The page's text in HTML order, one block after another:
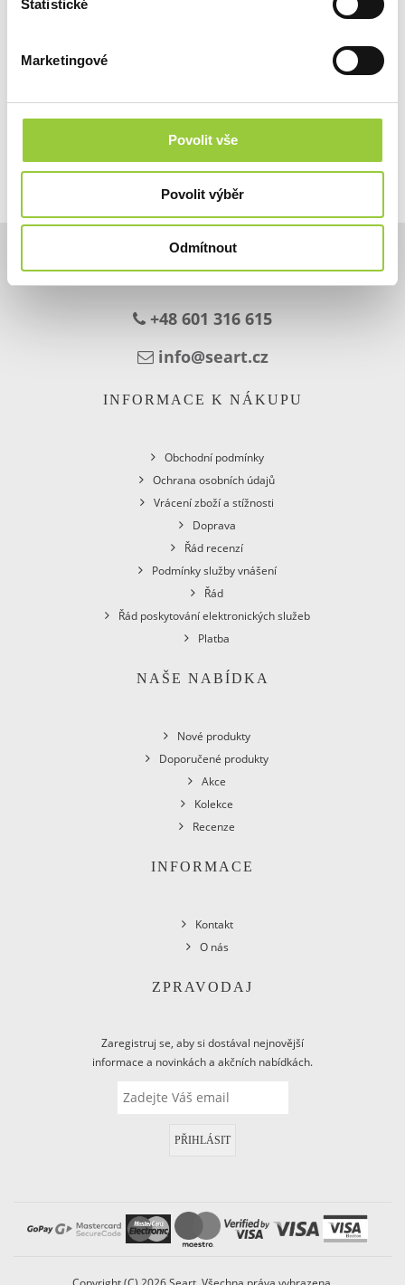
Statistické
Marketingové
Povolit vše
Povolit výběr
Odmítnout
ZOBRAZIT JINÉ PRODUKTY Z TÉTO KATEGORIE
+48 601 316 615
info@seart.cz
INFORMACE K NÁKUPU
Obchodní podmínky
Ochrana osobních údajů
Vrácení zboží a stížnosti
Doprava
Řád recenzí
Podmínky služby vnášení
Řád
Řád poskytování elektronických služeb
Platba
NAŠE NABÍDKA
Nové produkty
Doporučené produkty
Akce
Kolekce
Recenze
INFORMACE
Kontakt
O nás
ZPRAVODAJ
Zaregistruj se, aby si dostával nejnovější
informace a novinkách a akčních nabídkách.
PŘIHLÁSIT